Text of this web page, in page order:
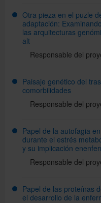
Otra pieza en el puzle
adaptación:
las arquitecturas
alt
Responsable del
Paisaje genético del
comorbilidades
Responsable del
Papel de la autofagia
durante el estrés
y su implicación
Responsable del
Papel de las proteínas
el desarrollo de la